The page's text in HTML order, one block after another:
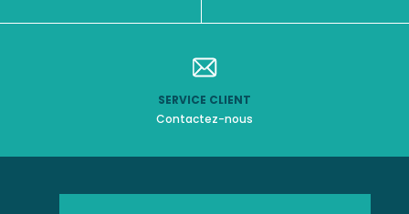
SERVICE CLIENT
Contactez-nous